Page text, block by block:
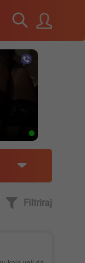
Filtriraj